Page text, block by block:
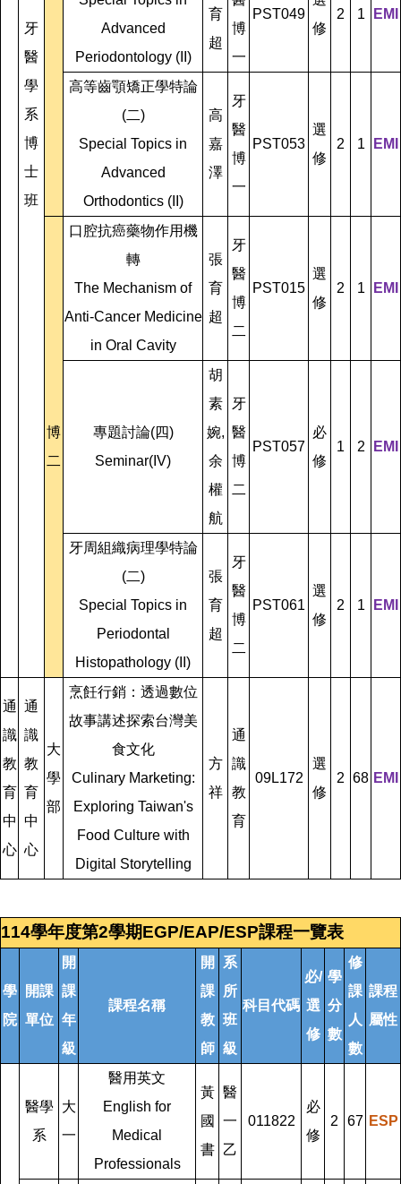
牙
醫
學
系
博
士
班
Advanced
Periodontology (II)
育
超
博
一
PST049
修
2 1 EMI
高等齒顎矯正學特論
(二)
Special Topics in
Advanced
Orthodontics (II)
高
嘉
澤
牙
醫
博
一
PST053
選
修
2 1 EMI
博
二
口腔抗癌藥物作用機
轉
The Mechanism of
Anti-Cancer Medicine
in Oral Cavity
張
育
超
牙
醫
博
二
PST015
選
修
2 1 EMI
專題討論(四)
Seminar(IV)
胡
素
婉,
余
權
航
牙
醫
博
二
PST057
必
修
1 2 EMI
牙周組織病理學特論
(二)
Special Topics in
Periodontal
Histopathology (II)
張
育
超
牙
醫
博
二
PST061
選
修
2 1 EMI
通
識
教
育
中
心
通
識
教
育
中
心
大
學
部
烹飪行銷：透過數位
故事講述探索台灣美
食文化
Culinary Marketing:
Exploring Taiwan's
Food Culture with
Digital Storytelling
方
祥
通
識
教
育
09L172
選
修
2 68 EMI
114學年度第2學期EGP/EAP/ESP課程一覽表
學
院
開課
單位
開
課
年
級
課程名稱
開
課
教
師
系
所
班
級
科目代碼
必/
選
修
學
分
數
修
課
人
數
課程
屬性
醫學
系
大
一
醫用英文
English for
Medical
Professionals
黃
國
書
醫
一
乙
011822
必
修
2 67 ESP